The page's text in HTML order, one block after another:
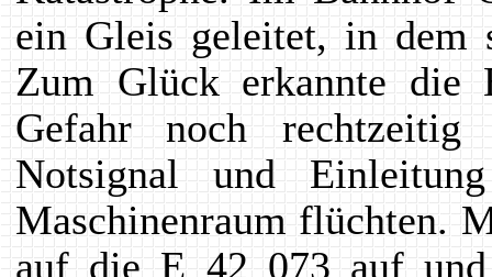
ein Gleis geleitet, in dem
Zum Glück erkannte die
Gefahr noch
Notsignal und
Maschinenraum flüchten.
auf die E 42 073 auf und